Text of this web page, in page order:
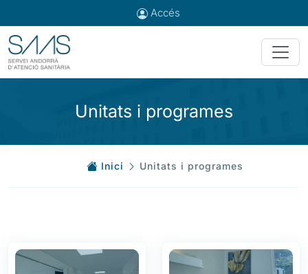
Accés
Unitats i programes
Inici Unitats i programes